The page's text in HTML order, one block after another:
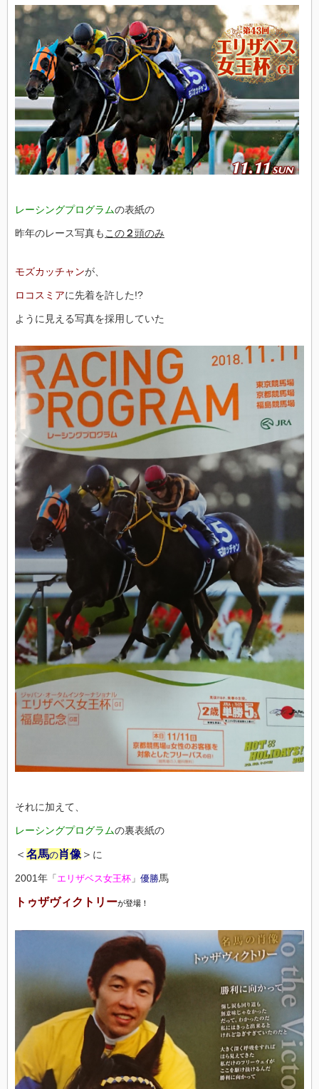
レーシングプログラムの表紙の
昨年のレース写真も この２頭のみ
モズカッチャンが、
ロコスミアに先着を許した!?
ように見える写真を採用していた
それに加えて、
レーシングプログラムの裏表紙の
＜ 名馬の肖像 ＞ に
2001年 「 エリザベス女王杯 」 優勝馬
トゥザヴィクトリーが登場！